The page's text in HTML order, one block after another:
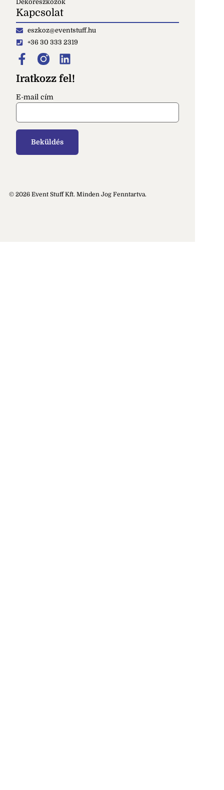
Dekoreszközök
Kapcsolat
eszkoz@eventstuff.hu
+36 30 333 2319
Iratkozz fel!
E-mail cím
© 2026 Event Stuff Kft. Minden Jog Fenntartva.